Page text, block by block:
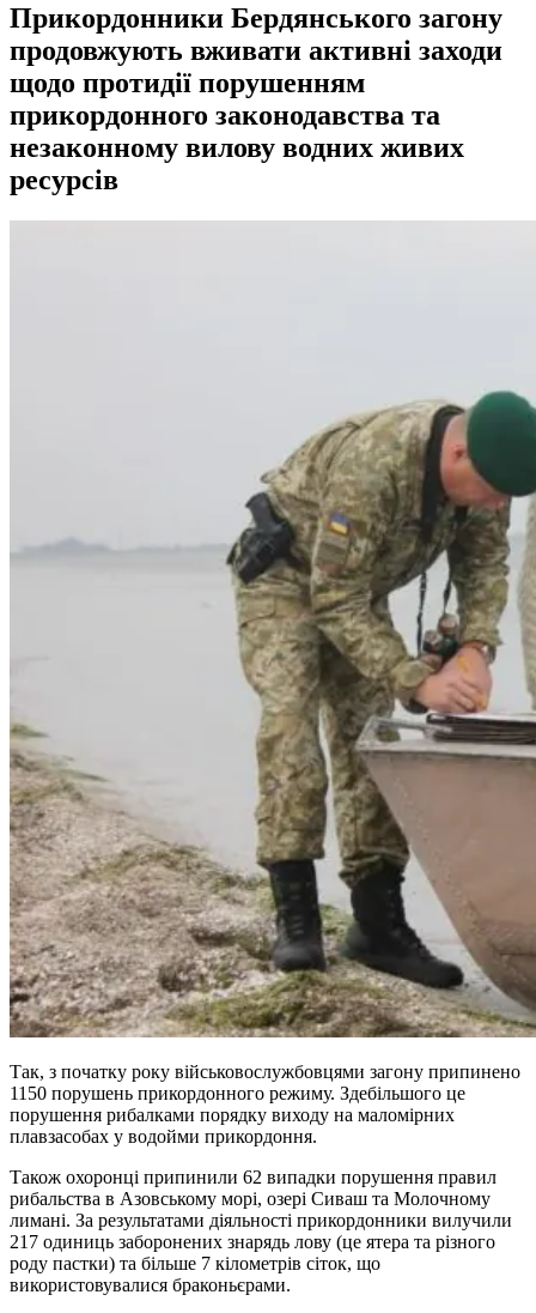
Прикордонники Бердянського загону
продовжують вживати активні заходи
щодо протидії порушенням
прикордонного законодавства та
незаконному вилову водних живих
ресурсів
Так, з початку року військовослужбовцями загону припинено
1150 порушень прикордонного режиму. Здебільшого це
порушення рибалками порядку виходу на маломірних
плавзасобах у водойми прикордоння.
Також охоронці припинили 62 випадки порушення правил
рибальства в Азовському морі, озері Сиваш та Молочному
лимані. За результатами діяльності прикордонники вилучили
217 одиниць заборонених знарядь лову (це ятера та різного
роду пастки) та більше 7 кілометрів сіток, що
використовувалися браконьєрами.